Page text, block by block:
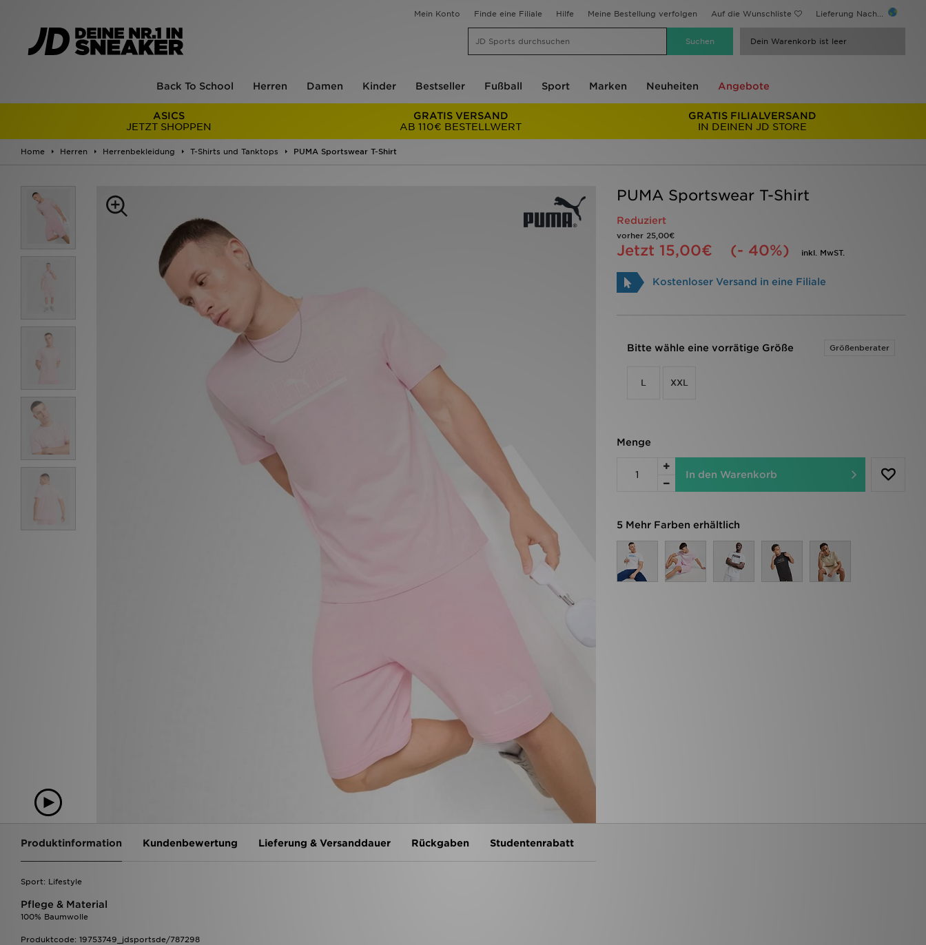
Mein Konto Finde eine Filiale Hilfe Meine Bestellung verfolgen Auf die Wunschliste Lieferung Nach...
Dein Warenkorb ist leer
Back To School Herren Damen Kinder Bestseller Fußball Sport Marken Neuheiten Angebote
ASICS
JETZT SHOPPEN
GRATIS VERSAND
AB 110€ BESTELLWERT
GRATIS FILIALVERSAND
IN DEINEN JD STORE
Home Herren Herrenbekleidung T-Shirts und Tanktops PUMA Sportswear T-Shirt
PUMA Sportswear T-Shirt
Reduziert
vorher 25,00€
Jetzt 15,00€ (- 40%) inkl. MwST.
Kostenloser Versand in eine Filiale
Bitte wähle eine vorrätige Größe Größenberater
L XXL
Menge
In den Warenkorb
5 Mehr Farben erhältlich
Produktinformation Kundenbewertung Lieferung & Versanddauer Rückgaben Studentenrabatt
Sport: Lifestyle
Pflege & Material
100% Baumwolle
Produktcode: 19753749_jdsportsde/787298